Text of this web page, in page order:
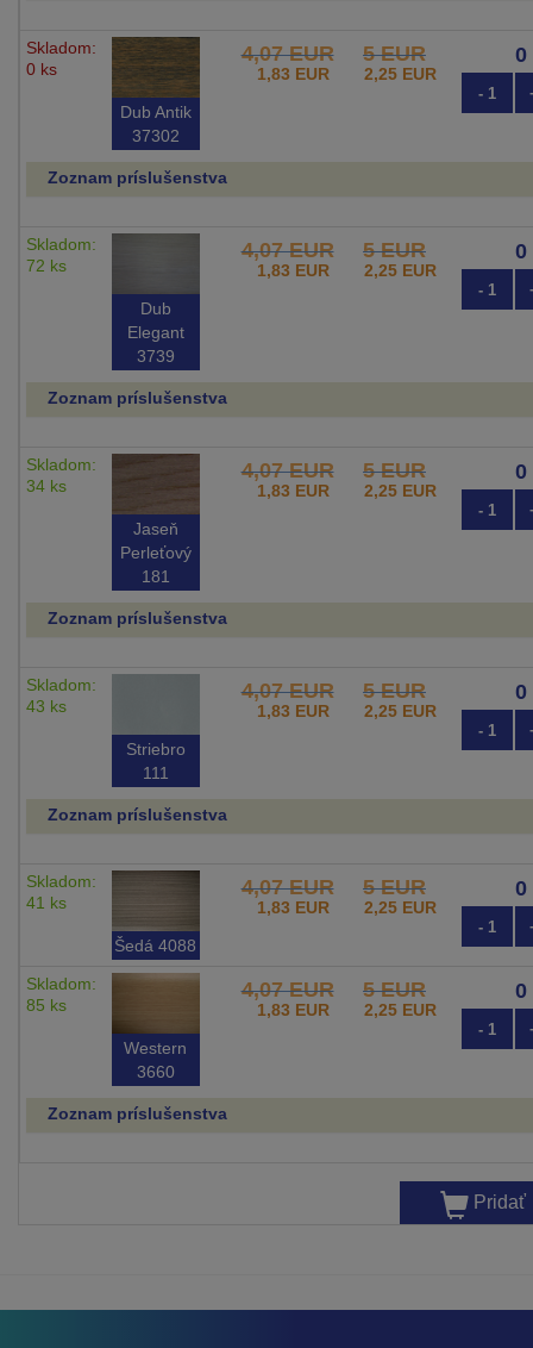
Skladom:
0 ks
Dub Antik
37302
4,07 EUR
1,83 EUR
5 EUR
2,25 EUR
- 1
Zoznam príslušenstva
Skladom:
72 ks
Dub
Elegant
3739
4,07 EUR
1,83 EUR
5 EUR
2,25 EUR
- 1
Zoznam príslušenstva
Skladom:
34 ks
Jaseň
Perleťový
181
4,07 EUR
1,83 EUR
5 EUR
2,25 EUR
- 1
Zoznam príslušenstva
Skladom:
43 ks
Striebro
111
4,07 EUR
1,83 EUR
5 EUR
2,25 EUR
- 1
Zoznam príslušenstva
Skladom:
41 ks
Šedá 4088
4,07 EUR
1,83 EUR
5 EUR
2,25 EUR
- 1
Skladom:
85 ks
Western
3660
4,07 EUR
1,83 EUR
5 EUR
2,25 EUR
- 1
Zoznam príslušenstva
Pridať